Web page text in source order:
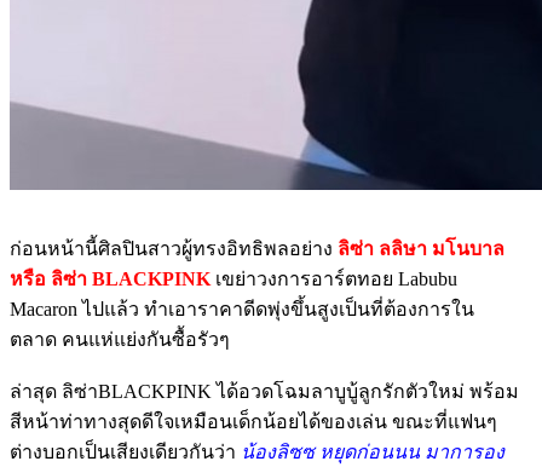
ก่อนหน้านี้ศิลปินสาวผู้ทรงอิทธิพลอย่าง ลิซ่า ลลิษา มโนบาล
หรือ ลิซ่า BLACKPINK เขย่าวงการอาร์ตทอย Labubu
Macaron ไปแล้ว ทำเอาราคาดีดพุ่งขึ้นสูงเป็นที่ต้องการใน
ตลาด คนแห่แย่งกันซื้อรัวๆ
ล่าสุด ลิซ่าBLACKPINK ได้อวดโฉมลาบูบู้ลูกรักตัวใหม่ พร้อม
สีหน้าท่าทางสุดดีใจเหมือนเด็กน้อยได้ของเล่น ขณะที่แฟนๆ
ต่างบอกเป็นเสียงเดียวกันว่า น้องลิซซ หยุดก่อนนน มาการอง